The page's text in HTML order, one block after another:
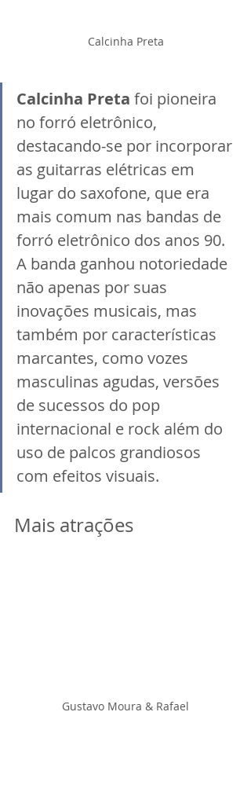
Calcinha Preta
Calcinha Preta foi pioneira
no forró eletrônico,
destacando-se por incorporar
as guitarras elétricas em
lugar do saxofone, que era
mais comum nas bandas de
forró eletrônico dos anos 90.
A banda ganhou notoriedade
não apenas por suas
inovações musicais, mas
também por características
marcantes, como vozes
masculinas agudas, versões
de sucessos do pop
internacional e rock além do
uso de palcos grandiosos
com efeitos visuais.
Mais atrações
Gustavo Moura & Rafael